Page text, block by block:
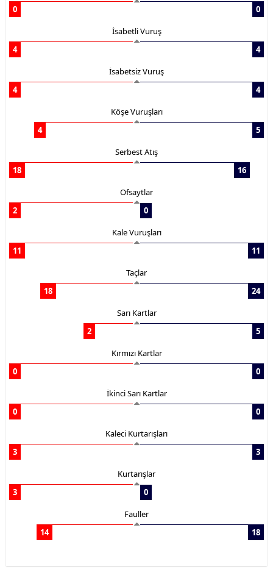
0
0
İsabetli Vuruş
4
4
İsabetsiz Vuruş
4
4
Köşe Vuruşları
4
5
Serbest Atış
18
16
Ofsaytlar
2
0
Kale Vuruşları
11
11
Taçlar
18
24
Sarı Kartlar
2
5
Kırmızı Kartlar
0
0
İkinci Sarı Kartlar
0
0
Kaleci Kurtarışları
3
3
Kurtarışlar
3
0
Fauller
14
18